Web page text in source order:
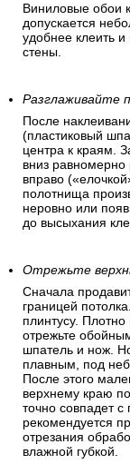
Виниловые обои
допускается
удобнее клеить
стены.
Разглаживайте
После
(пластиковый
центра к краям.
вниз
вправо
полотнища
неровно или
до высыхания
Отрежьте
Сначала
границей
плинтусу.
отрежьте
шпатель и нож.
плавным, под
После этого
верхнему краю
точно совпадет
рекомендуется
отрезания
влажной губкой.